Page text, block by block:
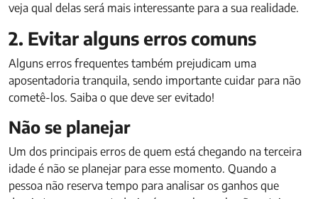
veja qual delas será mais interessante para a sua realidade.
2. Evitar alguns erros comuns
Alguns erros frequentes também prejudicam uma
aposentadoria tranquila, sendo importante cuidar para não
cometê-los. Saiba o que deve ser evitado!
Não se planejar
Um dos principais erros de quem está chegando na terceira
idade é não se planejar para esse momento. Quando a
pessoa não reserva tempo para analisar os ganhos que